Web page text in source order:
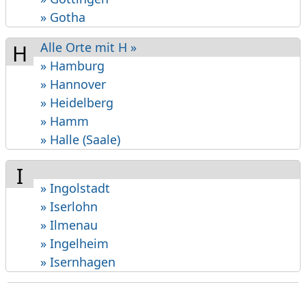
» Gotha
H
Alle Orte mit H »
» Hamburg
» Hannover
» Heidelberg
» Hamm
» Halle (Saale)
I
» Ingolstadt
» Iserlohn
» Ilmenau
» Ingelheim
» Isernhagen